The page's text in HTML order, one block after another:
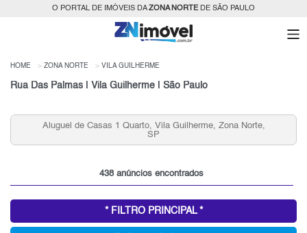
O PORTAL DE IMÓVEIS DAZONA NORTEDE SÃO PAULO
HOME ZONA NORTE VILA GUILHERME
Rua Das Palmas | Vila Guilherme | São Paulo
Vila Guilherme, Zona Norte,
Casas que Aceitam
438 anúncios encontrados
* FILTRO PRINCIPAL *